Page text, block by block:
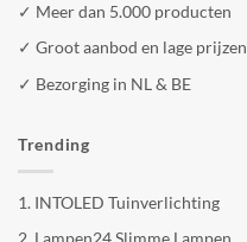
✓ Meer dan 5.000 producten
✓ Groot aanbod en lage prijzen
✓ Bezorging in NL & BE
Trending
1. INTOLED Tuinverlichting
2. Lampen24 Slimme Lampen